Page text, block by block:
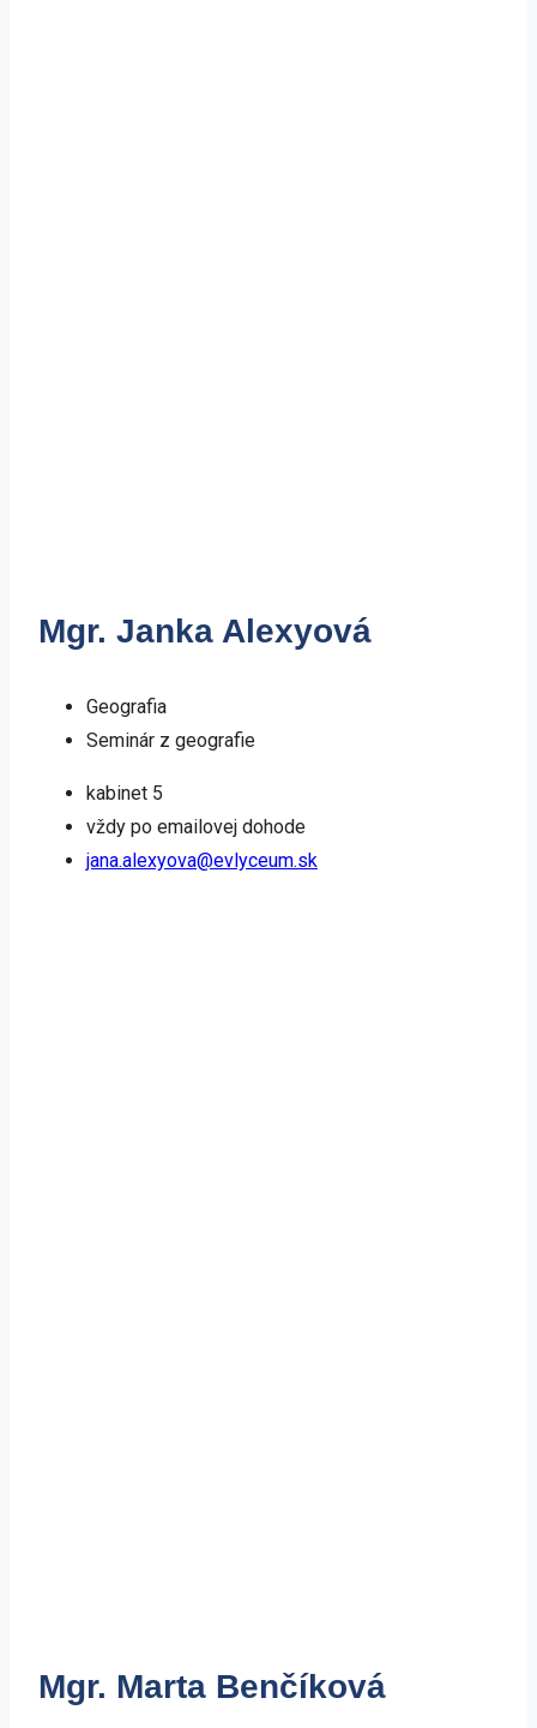
Mgr. Janka Alexyová
Geografia
Seminár z geografie
kabinet 5
vždy po emailovej dohode
jana.alexyova@evlyceum.sk
Mgr. Marta Benčíková